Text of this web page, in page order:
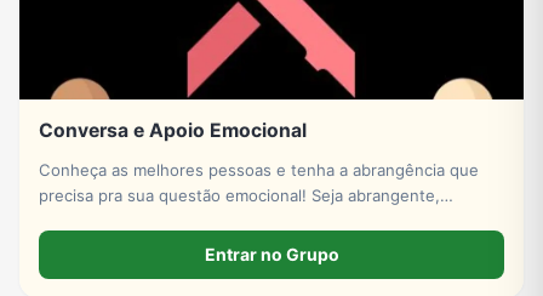
Conversa e Apoio Emocional
Conheça as melhores pessoas e tenha a abrangência que
precisa pra sua questão emocional! Seja abrangente,
Entrar no Grupo